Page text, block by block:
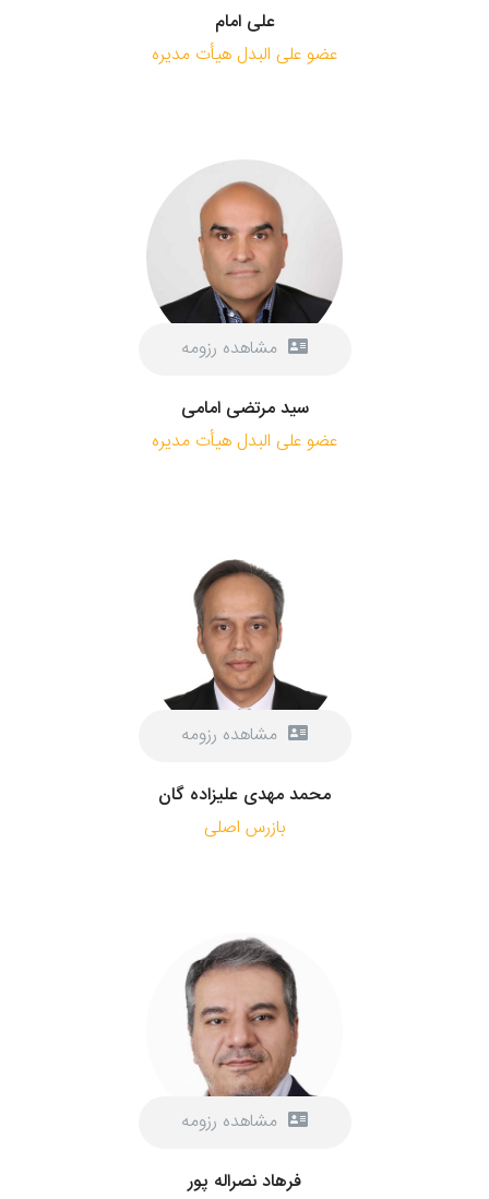
علی امام
عضو علی البدل هیأت مدیره
مشاهده رزومه
سید مرتضی امامی
عضو علی البدل هیأت مدیره
مشاهده رزومه
محمد مهدی علیزاده گان
بازرس اصلی
مشاهده رزومه
فرهاد نصراله پور